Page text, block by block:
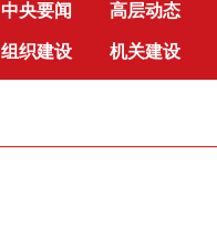
中央要闻 高层动态
组织建设 机关建设